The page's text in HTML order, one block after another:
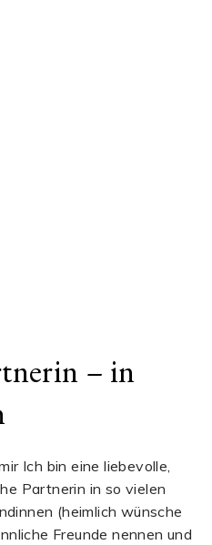
– in
Ich bin eine liebevolle,
Partnerin in so vielen
(heimlich wünsche
Freunde nennen und